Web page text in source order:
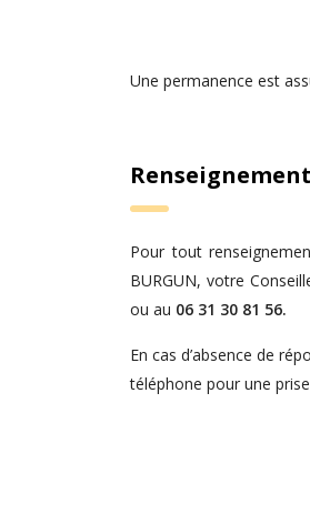
Une permanence est
Pour tout
BURGUN, votre
ou au 06 31 30 81 56.
En cas d’absence de
téléphone pour une